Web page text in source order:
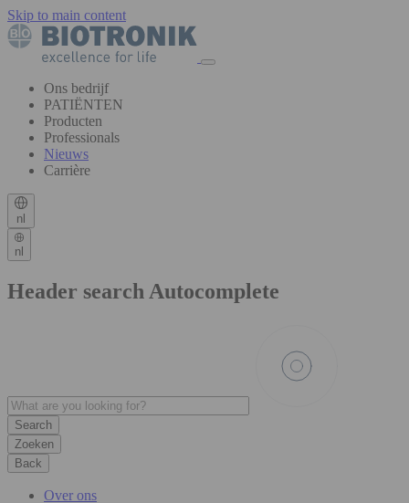
Skip to main content
Ons bedrijf
PATIËNTEN
Producten
Professionals
Nieuws
Carrière
nl
nl
Header search Autocomplete
Zoeken
Back
Over ons